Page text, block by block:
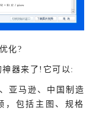
化?
器来了!它可以:
亚马逊、中国制造
，包括主图、规格